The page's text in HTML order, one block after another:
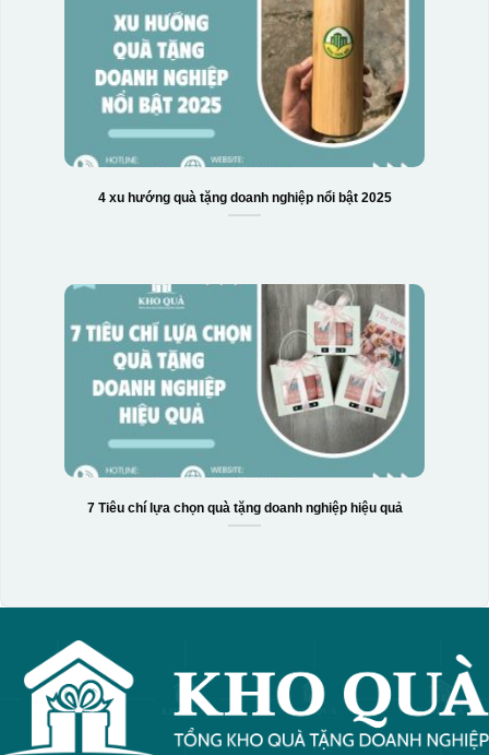
4 xu hướng quà tặng doanh nghiệp nổi bật 2025
7 Tiêu chí lựa chọn quà tặng doanh nghiệp hiệu quả